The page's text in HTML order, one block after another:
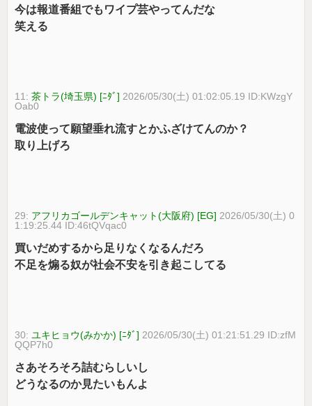
今は報道番組でもワイプ芸やってんだな
笑える
11:茶トラ(埼玉県) [ﾆﾀﾞ] 2026/05/30(土) 01:02:05.19 ID:KWzgY
Oab0
電波使って願望垂れ流すとかふざけてんのか？
取り上げろ
29: アフリカゴールデンキャット(大阪府) [EG] 2026/05/30(土) 0
1:19:25.44 ID:46tQVqac0
買いだめするから足りなくなるんだろ
不足を煽る奴が社会不安を引き起こしてる
30:ユキヒョウ(みかか) [ﾆﾀﾞ] 2026/05/30(土) 01:21:51.29 ID:zfM
QQP7h0
さあそろそろ詰むらしいし
どうなるのか見たいもんよ